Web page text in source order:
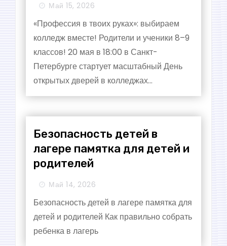
Май 15, 2026
«Профессия в твоих руках»: выбираем
колледж вместе! Родители и ученики 8–9
классов! 20 мая в 18:00 в Санкт-
Петербурге стартует масштабный День
открытых дверей в колледжах...
Безопасность детей в
лагере памятка для детей и
родителей
Май 14, 2026
Безопасность детей в лагере памятка для
детей и родителей Как правильно собрать
ребенка в лагерь